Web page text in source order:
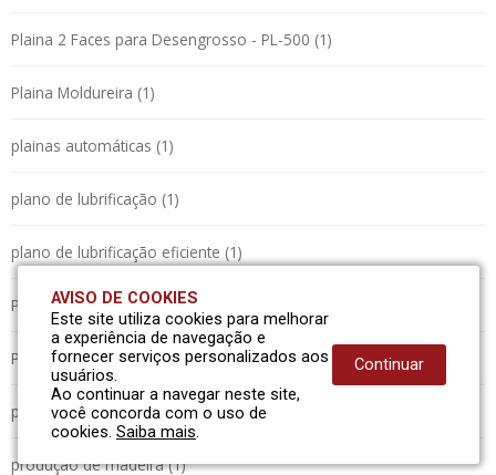
Plaina 2 Faces para Desengrosso - PL-500 (1)
Plaina Moldureira (1)
plainas automáticas (1)
plano de lubrificação (1)
plano de lubrificação eficiente (1)
PLSM (1)
PLUS (1)
precisão (1)
produção de madeira (1)
AVISO DE COOKIES
Este site utiliza cookies para melhorar
a experiência de navegação e
fornecer serviços personalizados aos
usuários.
Ao continuar a navegar neste site,
você concorda com o uso de
cookies. Saiba mais.
Continuar